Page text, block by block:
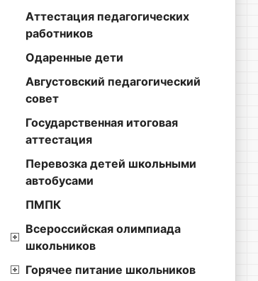
Аттестация педагогических
работников
Одаренные дети
Августовский педагогический
совет
Государственная итоговая
аттестация
Перевозка детей школьными
автобусами
ПМПК
Всероссийская олимпиада
школьников
Горячее питание школьников